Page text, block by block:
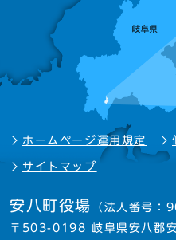
ホームページ運用規定
サイトマップ
安八町役場 （法人番号
〒503-0198 岐阜県安八郡